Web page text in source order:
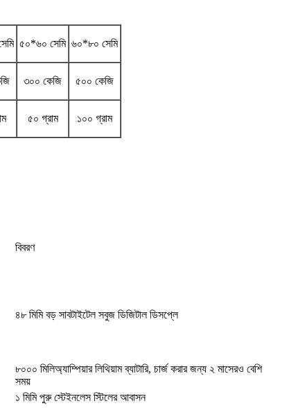
৫০*৬০ সেমি ৬০*৮০ সেমি
৩০০ কেজি ৫০০ কেজি
৫০ গ্রাম ১০০ গ্রাম
বিবরণ
৪৮ মিমি বড় সাবটাইটেল সবুজ ডিজিটাল ডিসপ্লে
৮০০০ মিলিঅ্যাম্পিয়ার লিথিয়াম ব্যাটারি, চার্জ করার জন্য ২ মাসেরও বেশি
সময়
১ মিমি পুরু স্টেইনলেস স্টিলের আবাসন